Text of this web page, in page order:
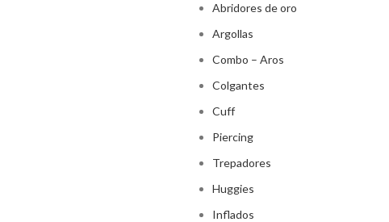
Abridores de oro
Argollas
Combo – Aros
Colgantes
Cuff
Piercing
Trepadores
Huggies
Inflados